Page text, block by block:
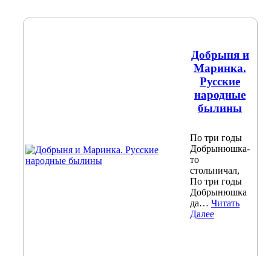
Добрыня и
Маринка.
Русские
народные
былины
По три годы
Добрынюшка-
то
стольничал,
По три годы
Добрынюшка
да… Читать
Далее